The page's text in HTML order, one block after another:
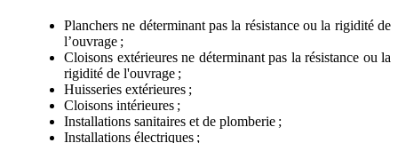
Planchers ne déterminant pas la résistance ou la rigidité de
l’ouvrage ;
Cloisons extérieures ne déterminant pas la résistance ou la
rigidité de l'ouvrage ;
Huisseries extérieures ;
Cloisons intérieures ;
Installations sanitaires et de plomberie ;
Installations électriques ;